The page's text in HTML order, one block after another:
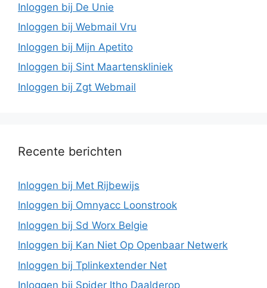
Inloggen bij De Unie
Inloggen bij Webmail Vru
Inloggen bij Mijn Apetito
Inloggen bij Sint Maartenskliniek
Inloggen bij Zgt Webmail
Recente berichten
Inloggen bij Met Rijbewijs
Inloggen bij Omnyacc Loonstrook
Inloggen bij Sd Worx Belgie
Inloggen bij Kan Niet Op Openbaar Netwerk
Inloggen bij Tplinkextender Net
Inloggen bij Spider Itho Daalderop